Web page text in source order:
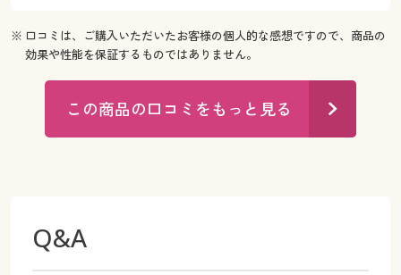
※ 口コミは、ご購入いただいたお客様の個人的な感想ですので、商品の
効果や性能を保証するものではありません。
この商品の口コミをもっと見る
Q&A